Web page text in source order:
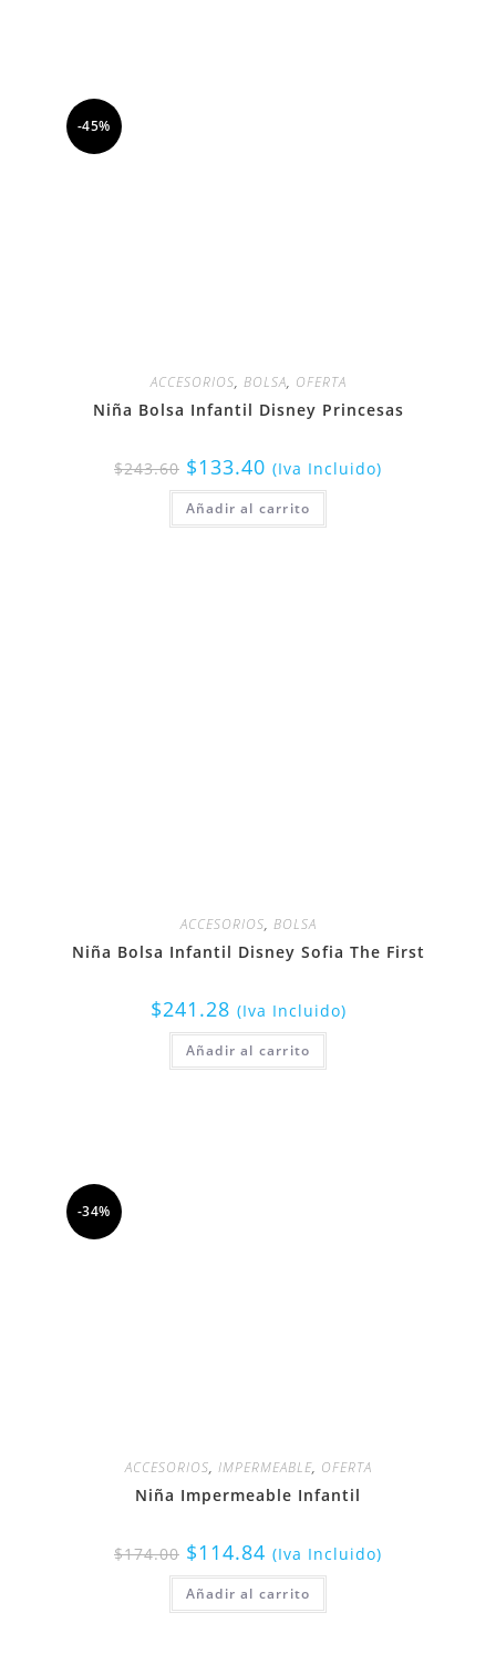
-45%
ACCESORIOS, BOLSA, OFERTA
Niña Bolsa Infantil Disney Princesas
$243.60 $133.40 (Iva Incluido)
Añadir al carrito
ACCESORIOS, BOLSA
Niña Bolsa Infantil Disney Sofia The First
$241.28 (Iva Incluido)
Añadir al carrito
-34%
ACCESORIOS, IMPERMEABLE, OFERTA
Niña Impermeable Infantil
$174.00 $114.84 (Iva Incluido)
Añadir al carrito